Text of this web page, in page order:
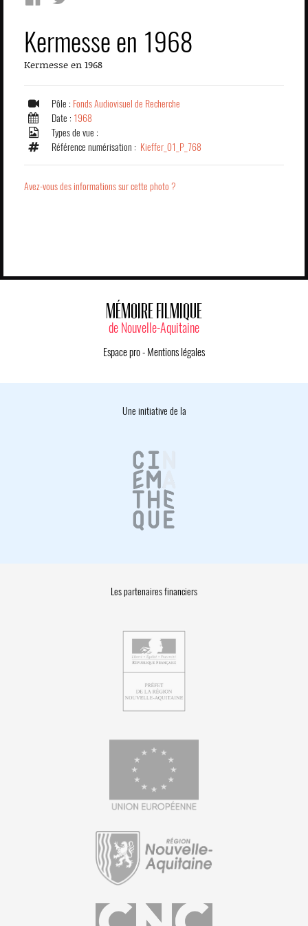
Kermesse en 1968
Kermesse en 1968
Pôle : Fonds Audiovisuel de Recherche
Date : 1968
Types de vue :
Référence numérisation : Kieffer_01_P_768
Avez-vous des informations sur cette photo ?
MÉMOIRE FILMIQUE
de Nouvelle-Aquitaine
Espace pro- Mentions légales
Une initiative de la
Les partenaires financiers